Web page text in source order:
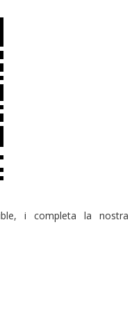
i completa la nostra